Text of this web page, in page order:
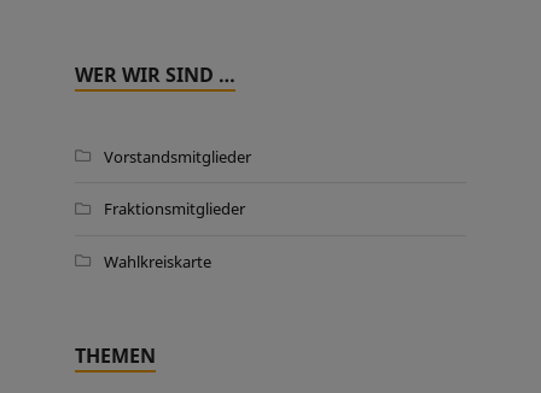
WER WIR SIND …
Vorstandsmitglieder
Fraktionsmitglieder
Wahlkreiskarte
THEMEN